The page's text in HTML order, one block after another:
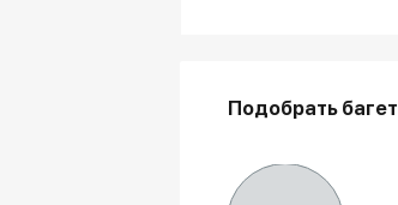
Подобрать багет